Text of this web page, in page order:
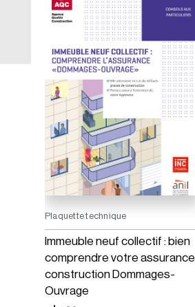
Plaquette technique
Immeuble neuf collectif : bien
comprendre votre assurance
construction Dommages-
Ouvrage